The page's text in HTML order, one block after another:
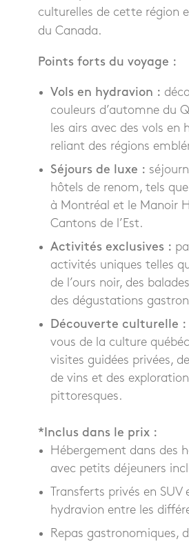
culturelles de cette région
du Canada.
Points forts du voyage :
Vols en hydravion :
couleurs d’automne du
les airs avec des vols en
reliant des régions
Séjours de luxe :
hôtels de renom, tels
à Montréal et le Manoir
Cantons de l’Est.
Activités exclusives :
activités uniques telles
de l’ours noir, des
des dégustations
Découverte culturelle :
vous de la culture
visites guidées privées,
de vins et des
pittoresques.
*Inclus dans le prix :
Hébergement dans des
avec petits déjeuners
Transferts privés en SUV
hydravion entre les
Repas gastronomiques,